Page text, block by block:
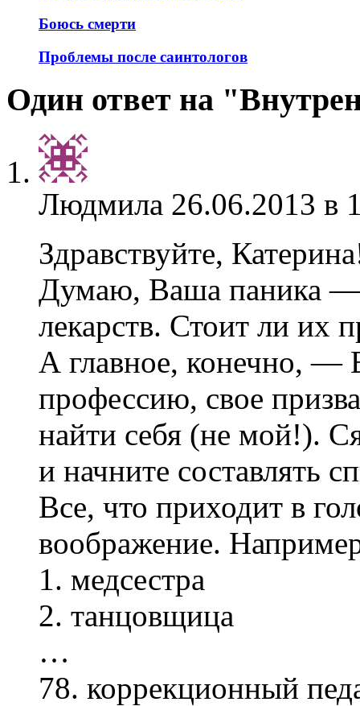
Боюсь смерти
Проблемы после саинтологов
Один ответ на
Людмила 26.06.2013 в
Здравствуйте,
Думаю, Ваша паника —
лекарств. Стоит ли их
А главное, конечно, —
профессию, свое
найти себя (не мой!).
и начните составлять
Все, что приходит в
воображение.
1. медсестра
2. танцовщица
…
78. коррекционный